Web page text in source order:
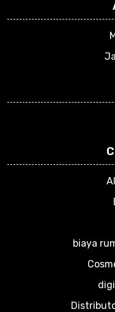
biaya